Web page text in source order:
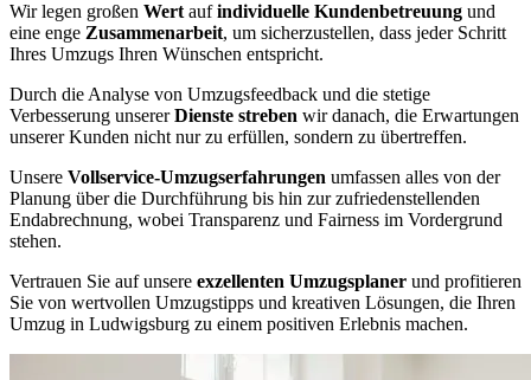
Wir legen großen Wert aufindividuelle Kundenbetreuung und
eine enge Zusammenarbeit, um sicherzustellen, dass jeder Schritt
Ihres Umzugs Ihren Wünschen entspricht.
Durch die Analyse von Umzugsfeedback und die stetige
Verbesserung unsererDienste streben wir danach, die Erwartungen
unserer Kunden nicht nur zu erfüllen, sondern zu übertreffen.
Unsere Vollservice-Umzugserfahrungen umfassen alles von der
Planung über die Durchführung bis hin zur zufriedenstellenden
Endabrechnung, wobei Transparenz und Fairness im Vordergrund
stehen.
Vertrauen Sie auf unsere exzellenten Umzugsplaner und profitieren
Sie von wertvollen Umzugstipps und kreativen Lösungen, die Ihren
Umzug in Ludwigsburg zu einem positiven Erlebnis machen.